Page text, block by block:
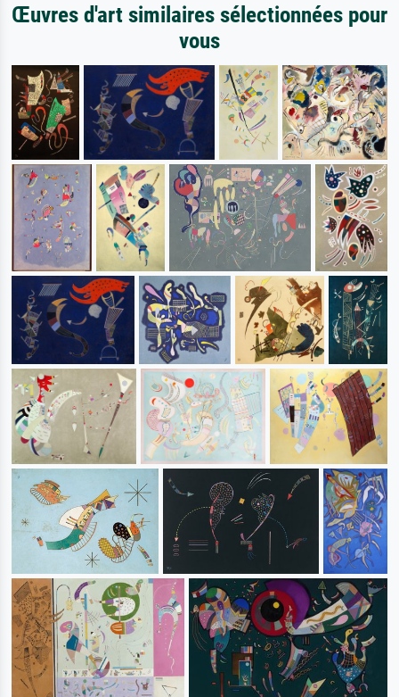
Œuvres d'art similaires sélectionnées pour
vous